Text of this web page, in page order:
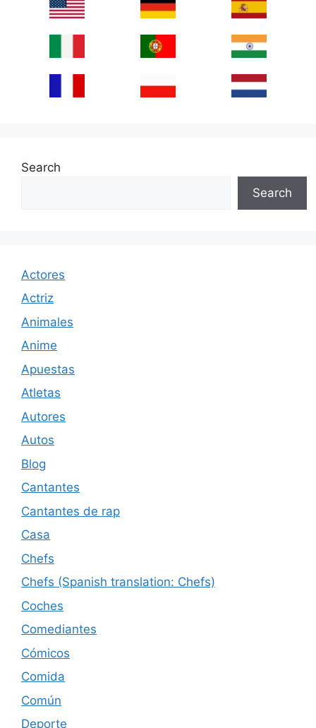
Search
Search
Actores
Actriz
Animales
Anime
Apuestas
Atletas
Autores
Autos
Blog
Cantantes
Cantantes de rap
Casa
Chefs
Chefs (Spanish translation: Chefs)
Coches
Comediantes
Cómicos
Comida
Común
Deporte